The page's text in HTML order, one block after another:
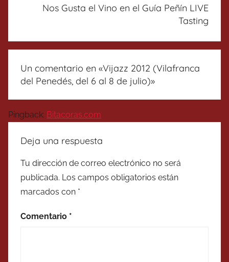
Nos Gusta el Vino en el Guía Peñín LIVE
Tasting
Un comentario en «Vijazz 2012 (Vilafranca
del Penedés, del 6 al 8 de julio)»
Pingback: Bitacoras.com
Deja una respuesta
Tu dirección de correo electrónico no será
publicada. Los campos obligatorios están
marcados con *
Comentario *